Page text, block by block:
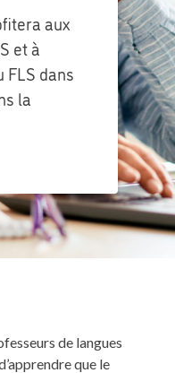
aux
et à
FLS dans
la
de langues
que le